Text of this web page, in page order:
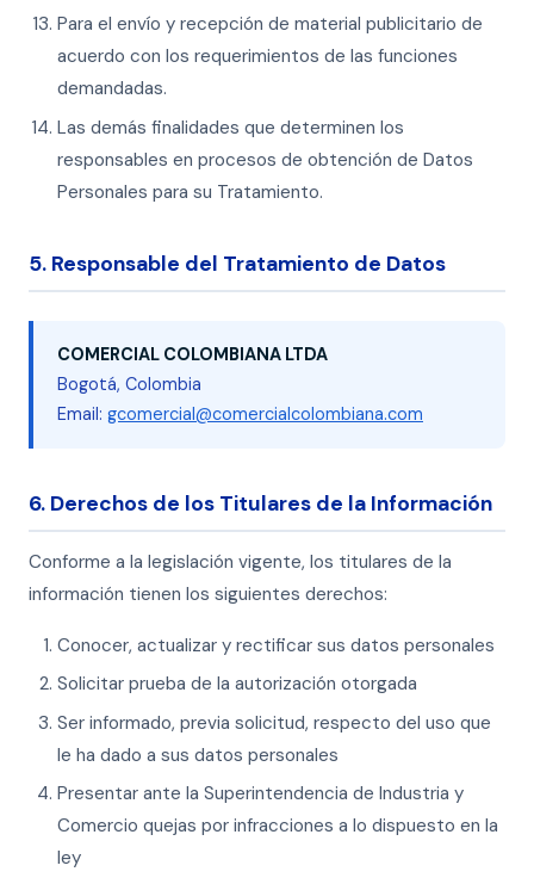
Para el envío y recepción de material publicitario de
acuerdo con los requerimientos de las funciones
demandadas.
Las demás finalidades que determinen los
responsables en procesos de obtención de Datos
Personales para su Tratamiento.
5. Responsable del Tratamiento de Datos
COMERCIAL COLOMBIANA LTDA
Bogotá, Colombia
Email: gcomercial@comercialcolombiana.com
6. Derechos de los Titulares de la Información
Conforme a la legislación vigente, los titulares de la
información tienen los siguientes derechos:
Conocer, actualizar y rectificar sus datos personales
Solicitar prueba de la autorización otorgada
Ser informado, previa solicitud, respecto del uso que
le ha dado a sus datos personales
Presentar ante la Superintendencia de Industria y
Comercio quejas por infracciones a lo dispuesto en la
ley